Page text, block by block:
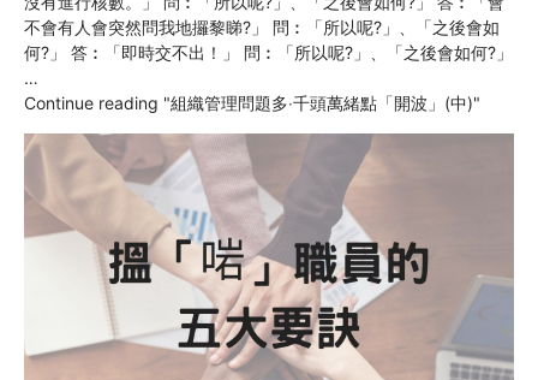
不會有人會突然問我地攞黎睇?」 問︰「所以呢?」、「之後會如
何?」 答︰「即時交不出！」 問︰「所以呢?」、「之後會如何?」
…
Continue reading "組織管理問題多‧千頭萬緒點「開波」(中)"